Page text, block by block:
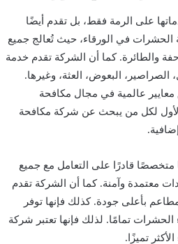
على الرمة فقط، بل تقدم أيضًا
في الورقاء، حيث تُعالج جميع
والطائرة. كما أن الشركة تقدم خدمة
الصراصير، البعوض، العثة، وغيرها.
معايير عالمية في مجال مكافحة
لكل من يبحث عن شركة مكافحة
قادرًا على التعامل مع جميع
معتمدة وآمنة. كما أن الشركة تقدم
بأعلى جودة. كذلك فإنها توفر
تمامًا. لذلك فإنها تعتبر شركة
تميزًا.